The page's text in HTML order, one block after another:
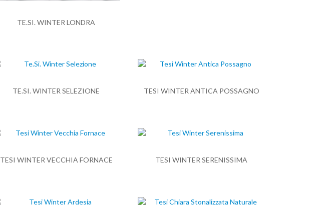
TE.SI. WINTER LONDRA
TE.SI. WINTER SELEZIONE TESI WINTER ANTICA POSSAGNO
TESI WINTER VECCHIA FORNACE TESI WINTER SERENISSIMA